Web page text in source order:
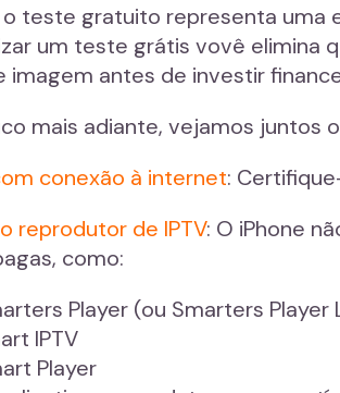
o teste gratuito representa uma
um teste grátis vovê elimina
imagem antes de investir
mais adiante, vejamos juntos
conexão à internet:
reprodutor de IPTV: O iPhone
como:
Player (ou Smarters Player
IPTV
Player